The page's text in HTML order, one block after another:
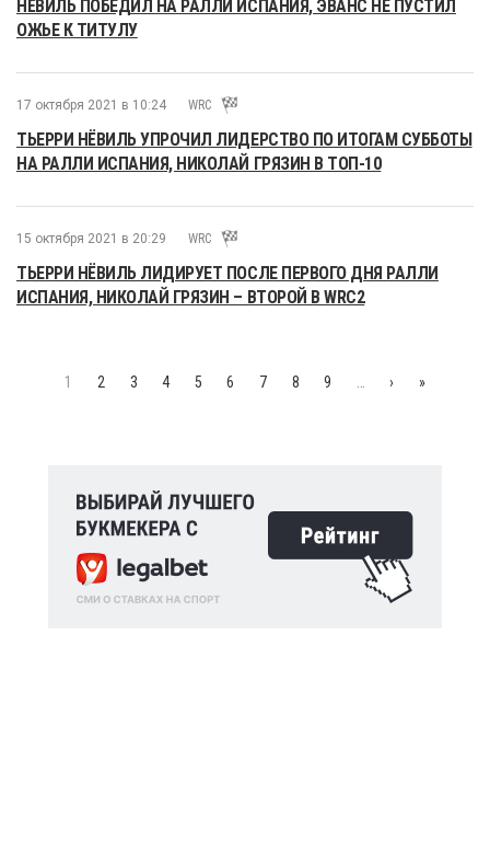
НЁВИЛЬ ПОБЕДИЛ НА РАЛЛИ ИСПАНИЯ, ЭВАНС НЕ ПУСТИЛ
ОЖЬЕ К ТИТУЛУ
17 октября 2021 в 10:24 WRC
ТЬЕРРИ НЁВИЛЬ УПРОЧИЛ ЛИДЕРСТВО ПО ИТОГАМ СУББОТЫ
НА РАЛЛИ ИСПАНИЯ, НИКОЛАЙ ГРЯЗИН В ТОП-10
15 октября 2021 в 20:29 WRC
ТЬЕРРИ НЁВИЛЬ ЛИДИРУЕТ ПОСЛЕ ПЕРВОГО ДНЯ РАЛЛИ
ИСПАНИЯ, НИКОЛАЙ ГРЯЗИН – ВТОРОЙ В WRC2
1 2 3 4 5 6 7 8 9 › »